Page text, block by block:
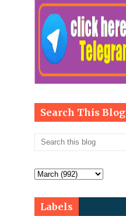
Search This Blog
Labels